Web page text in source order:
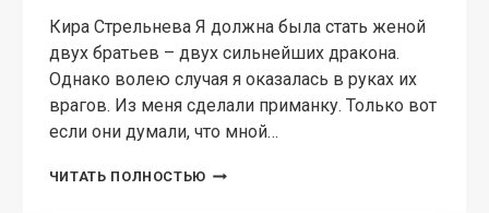
Кира Стрельнева Я должна была стать женой
двух братьев – двух сильнейших дракона.
Однако волею случая я оказалась в руках их
врагов. Из меня сделали приманку. Только вот
если они думали, что мной…
ЧИТАТЬ ПОЛНОСТЬЮ ПРИМАНКА